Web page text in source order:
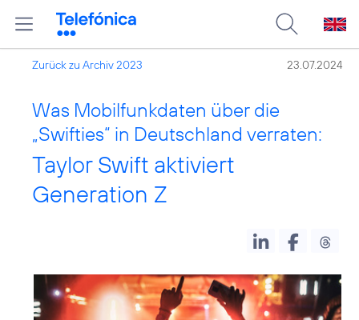
Zurück zu Archiv 2023 23.07.2024
Was Mobilfunkdaten über die
„Swifties“ in Deutschland verraten:
Taylor Swift aktiviert
Generation Z